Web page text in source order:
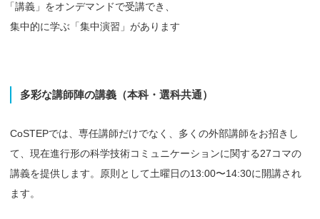
「講義」をオンデマンドで受講でき、
集中的に学ぶ「集中演習」があります
多彩な講師陣の講義 （本科・ 選科共通）
CoSTEPでは、専任講師だけでなく、多くの外部講師をお招きし
て、現在進行形の科学技術コミュニケーションに関する27コマの
講義を提供します。原則として土曜日の13:00〜14:30に開講され
ます。